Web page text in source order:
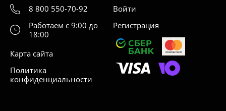
8 800 550-70-92
Работаем с 9:00 до
18:00
Карта сайта
Политика
конфиденциальности
Войти
Регистрация